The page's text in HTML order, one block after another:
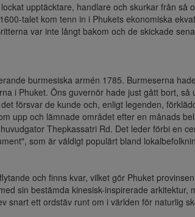
upptäcktare, handlare och skurkar från så
talet kom tenn in i Phukets ekonomiska
var inte långt bakom och de skickade
burmesiska armén 1785. Burmeserna
i Phuket. Öns guvernör hade just gått bort, så
försvar de kunde och, enligt legenden,
upp och lämnade området efter en månads
Thepkassatri Rd. Det leder förbi en
som är väldigt populärt bland
och finns kvar, vilket gör Phuket
sin bestämda kinesisk-inspirerade arkitektur,
snart ett ordstäv runt om i världen för naturlig